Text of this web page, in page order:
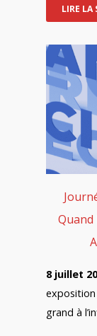
LIRE LA
Quand
8 juillet
exposition
grand à